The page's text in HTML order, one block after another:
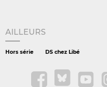
AILLEURS
Hors série DS chez Libé